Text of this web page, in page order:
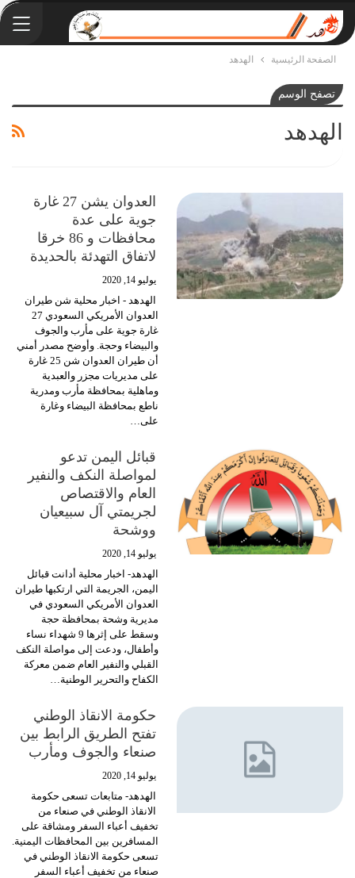
الصفحة الرئيسية الهدهد
تصفح الوسم
الهدهد
العدوان يشن 27 غارة
جوية على عدة
محافظات و 86 خرقا
لاتفاق التهدئة بالحديدة
يوليو 14, 2020
الهدهد - اخبار محلية شن طيران
العدوان الأمريكي السعودي 27
غارة جوية على مأرب والجوف
والبيضاء وحجة. وأوضح مصدر أمني
أن طيران العدوان شن 25 غارة
على مديريات مجزر والعبدية
وماهلية بمحافظة مأرب ومدرية
ناطع بمحافظة البيضاء وغارة
على…
قبائل اليمن تدعو
لمواصلة النكف والنفير
العام والاقتصاص
لجريمتي آل سبيعيان
ووشحة
يوليو 14, 2020
الهدهد- اخبار محلية أدانت قبائل
اليمن، الجريمة التي ارتكبها طيران
العدوان الأمريكي السعودي في
مديرية وشحة بمحافظة حجة
وسقط على إثرها 9 شهداء نساء
وأطفال، ودعت إلى مواصلة النكف
القبلي والنفير العام ضمن معركة
الكفاح والتحرير الوطنية…
حكومة الانقاذ الوطني
تفتح الطريق الرابط بين
صنعاء والجوف ومأرب
يوليو 14, 2020
الهدهد- متابعات تسعى حكومة
الانقاذ الوطني في صنعاء من
تخفيف أعباء السفر ومشاقة على
المسافرين بين المحافظات اليمنية.
تسعى حكومة الانقاذ الوطني في
صنعاء من تخفيف أعباء السفر